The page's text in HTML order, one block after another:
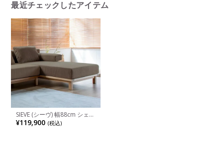
最近チェックしたアイテム
SIEVE (シーヴ) 幅88cm シェー
ズロングソファ 片肘ソファ
レクトユニット ソファ ユニ
¥119,900 (税込)